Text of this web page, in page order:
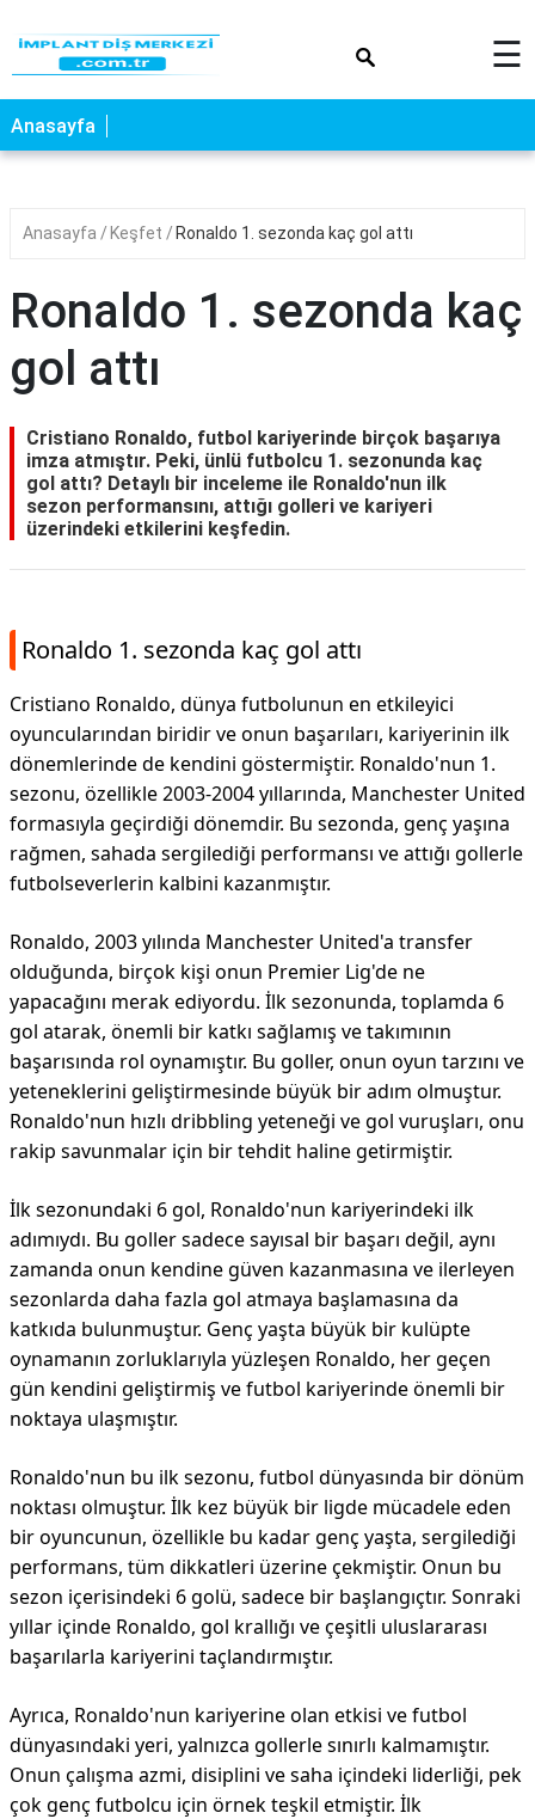
☰
Anasayfa
Anasayfa Keşfet Ronaldo 1. sezonda kaç gol attı
Ronaldo 1. sezonda kaç
gol attı
Cristiano Ronaldo, futbol kariyerinde birçok başarıya
imza atmıştır. Peki, ünlü futbolcu 1. sezonunda kaç
gol attı? Detaylı bir inceleme ile Ronaldo'nun ilk
sezon performansını, attığı golleri ve kariyeri
üzerindeki etkilerini keşfedin.
Ronaldo 1. sezonda kaç gol attı
Cristiano Ronaldo, dünya futbolunun en etkileyici
oyuncularından biridir ve onun başarıları, kariyerinin ilk
dönemlerinde de kendini göstermiştir. Ronaldo'nun 1.
sezonu, özellikle 2003-2004 yıllarında, Manchester United
formasıyla geçirdiği dönemdir. Bu sezonda, genç yaşına
rağmen, sahada sergilediği performansı ve attığı gollerle
futbolseverlerin kalbini kazanmıştır.
Ronaldo, 2003 yılında Manchester United'a transfer
olduğunda, birçok kişi onun Premier Lig'de ne
yapacağını merak ediyordu. İlk sezonunda, toplamda 6
gol atarak, önemli bir katkı sağlamış ve takımının
başarısında rol oynamıştır. Bu goller, onun oyun tarzını ve
yeteneklerini geliştirmesinde büyük bir adım olmuştur.
Ronaldo'nun hızlı dribbling yeteneği ve gol vuruşları, onu
rakip savunmalar için bir tehdit haline getirmiştir.
İlk sezonundaki 6 gol, Ronaldo'nun kariyerindeki ilk
adımıydı. Bu goller sadece sayısal bir başarı değil, aynı
zamanda onun kendine güven kazanmasına ve ilerleyen
sezonlarda daha fazla gol atmaya başlamasına da
katkıda bulunmuştur. Genç yaşta büyük bir kulüpte
oynamanın zorluklarıyla yüzleşen Ronaldo, her geçen
gün kendini geliştirmiş ve futbol kariyerinde önemli bir
noktaya ulaşmıştır.
Ronaldo'nun bu ilk sezonu, futbol dünyasında bir dönüm
noktası olmuştur. İlk kez büyük bir ligde mücadele eden
bir oyuncunun, özellikle bu kadar genç yaşta, sergilediği
performans, tüm dikkatleri üzerine çekmiştir. Onun bu
sezon içerisindeki 6 golü, sadece bir başlangıçtır. Sonraki
yıllar içinde Ronaldo, gol krallığı ve çeşitli uluslararası
başarılarla kariyerini taçlandırmıştır.
Ayrıca, Ronaldo'nun kariyerine olan etkisi ve futbol
dünyasındaki yeri, yalnızca gollerle sınırlı kalmamıştır.
Onun çalışma azmi, disiplini ve saha içindeki liderliği, pek
çok genç futbolcu için örnek teşkil etmiştir. İlk